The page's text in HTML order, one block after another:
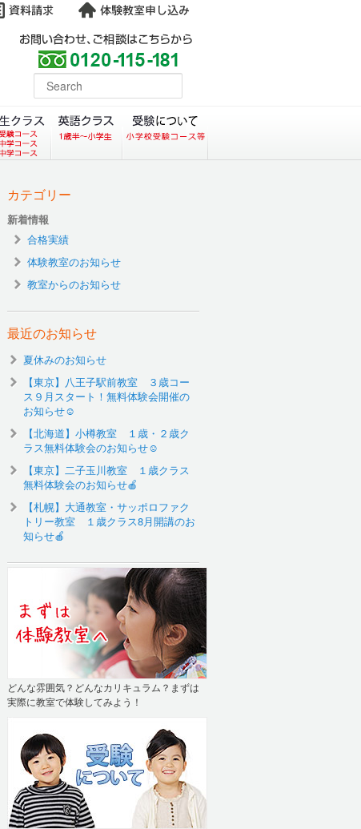
よくある質問
カテゴリー
新着情報
合格実績
体験教室のお知らせ
教室からのお知らせ
最近のお知らせ
夏休みのお知らせ
【東京】八王子駅前教室 ３歳コー
ス９月スタート！無料体験会開催の
お知らせ☺️
【北海道】小樽教室 １歳・２歳ク
ラス無料体験会のお知らせ☺
【東京】二子玉川教室 １歳クラス
無料体験会のお知らせ🍎
【札幌】大通教室・サッポロファク
トリー教室 １歳クラス8月開講のお
知らせ🍎
どんな雰囲気？どんなカリキュラム？まずは
実際に教室で体験してみよう！